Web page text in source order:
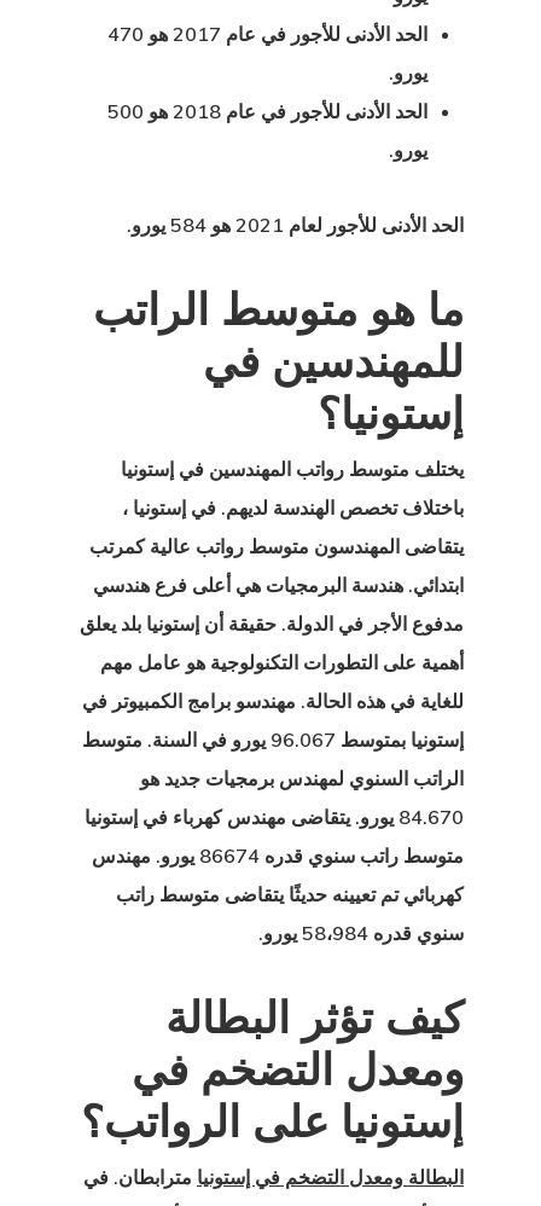
الحد الأدنى للأجور في عام 2017 هو 470
يورو.
الحد الأدنى للأجور في عام 2018 هو 500
يورو.
الحد الأدنى للأجور لعام 2021 هو 584 يورو.
ما هو متوسط الراتب
للمهندسين في
إستونيا؟
يختلف متوسط رواتب المهندسين في إستونيا
باختلاف تخصص الهندسة لديهم. في إستونيا ،
يتقاضى المهندسون متوسط رواتب عالية كمرتب
ابتدائي. هندسة البرمجيات هي أعلى فرع هندسي
مدفوع الأجر في الدولة. حقيقة أن إستونيا بلد يعلق
أهمية على التطورات التكنولوجية هو عامل مهم
للغاية في هذه الحالة. مهندسو برامج الكمبيوتر في
إستونيا بمتوسط 96.067 يورو في السنة. متوسط
الراتب السنوي لمهندس برمجيات جديد هو
84.670 يورو. يتقاضى مهندس كهرباء في إستونيا
متوسط راتب سنوي قدره 86674 يورو. مهندس
كهربائي تم تعيينه حديثًا يتقاضى متوسط راتب
سنوي قدره 58،984 يورو.
كيف تؤثر البطالة
ومعدل التضخم في
إستونيا على الرواتب؟
البطالة ومعدل التضخم في إستونيا مترابطان. في
وتصريح
في الاتحاد
العامة لحماية
الإخبارية
المستثمر
الإستوني
تأشيرة بدء
في إستونيا
تأشيرة بدء
في فنلندا
في لاتفيا
العميل
المملكة
للمبتكرين